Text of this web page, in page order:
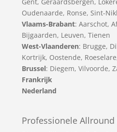
Oudenaarde, Ronse, Sint-
Vlaams-Brabant: Aarschot,
Bijgaarden, Leuven, Tienen
West-Vlaanderen: Brugge,
Kortrijk, Oostende, Roeselare
Brussel: Diegem, Vilvoorde,
Frankrijk
Nederland
Professionele Allround